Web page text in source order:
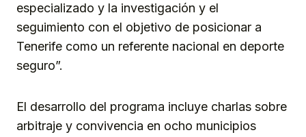
especializado y la investigación y el
seguimiento con el objetivo de posicionar a
Tenerife como un referente nacional en deporte
seguro”.
El desarrollo del programa incluye charlas sobre
arbitraje y convivencia en ocho municipios